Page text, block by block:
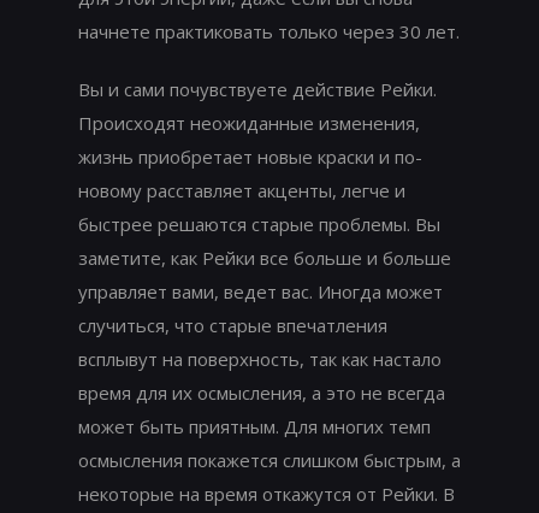
начнете практиковать только через 30 лет.
Вы и сами почувствуете действие Рейки.
Происходят неожиданные изменения,
жизнь приобретает новые краски и по-
новому расставляет акценты, легче и
быстрее решаются старые проблемы. Вы
заметите, как Рейки все больше и больше
управляет вами, ведет вас. Иногда может
случиться, что старые впечатления
всплывут на поверхность, так как настало
время для их осмысления, а это не всегда
может быть приятным. Для многих темп
осмысления покажется слишком быстрым, а
некоторые на время откажутся от Рейки. В